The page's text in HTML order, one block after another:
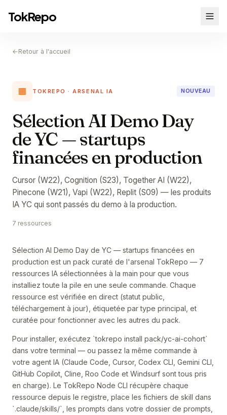
TokRepo
←Retour à l'accueil
🟧 TOKREPO · ARSENAL IA NOUVEAU
Sélection AI Demo Day
de YC — startups
financées en production
Cursor (W22), Cognition (S23), Together AI (W22),
Pinecone (W21), Vapi (W22), Replit (S09) — les produits
IA YC qui sont passés du demo à la production.
7 ressources
Sélection AI Demo Day de YC — startups financées en
production est un pack curaté de l'arsenal TokRepo — 7
ressources IA sélectionnées à la main pour que vous
installiez toute la pile en une seule commande. Chaque
ressource est vérifiée en direct (statut public,
téléchargement à jour), étiquetée par type principal, et
curatée pour fonctionner avec les autres du pack.
Pour installer, exécutez `tokrepo install pack/yc-ai-cohort`
dans votre terminal — ou passez la même commande à
votre agent IA (Claude Code, Cursor, Codex CLI, Gemini CLI,
GitHub Copilot, Cline, Roo Code et Windsurf sont tous pris
en charge). Le TokRepo Node CLI récupère chaque
ressource depuis le registre, place les fichiers de skill dans
`.claude/skills/`, les prompts dans votre dossier de prompts,